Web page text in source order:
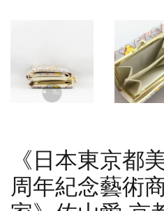
《日本東京都
周年紀念藝術